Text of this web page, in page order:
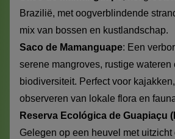
Brazilië, met oogverblindende
mix van bossen en kustlandschap.
Saco de Mamanguape: Een
serene mangroves, rustige wateren
biodiversiteit. Perfect voor
observeren van lokale flora en
Reserva Ecológica de Guapiaçu
Gelegen op een heuvel met uitzicht